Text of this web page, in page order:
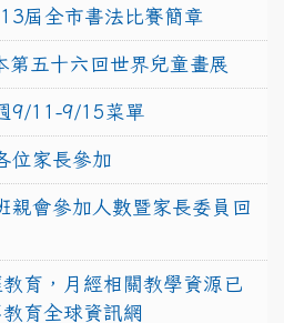
屆全市書法比賽簡章
第五十六回世界兒童畫展
9/11-9/15菜單
位家長參加
親會參加人數暨家長委員回
育，月經相關教學資源已
育全球資訊網